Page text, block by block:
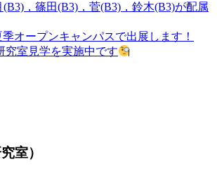
，篠田(B3)，菅(B3)，鈴木(B3)が配属
季オープンキャンパスで出展します！
究室見学を実施中です
室）